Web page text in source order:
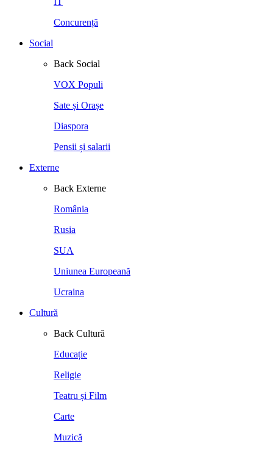
Concurență
Social
Back Social
VOX Populi
Sate și Orașe
Diaspora
Pensii și salarii
Externe
Back Externe
România
Rusia
SUA
Uniunea Europeană
Ucraina
Cultură
Back Cultură
Educație
Religie
Teatru și Film
Carte
Muzică